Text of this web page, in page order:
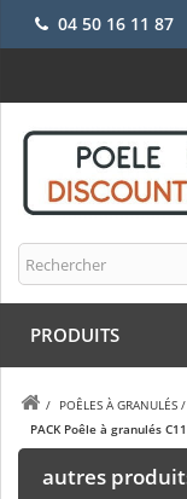
04 50 16 11 87
PRODUITS
/ POÊLES À GRANULÉS /
PACK Poêle à granulés
autres